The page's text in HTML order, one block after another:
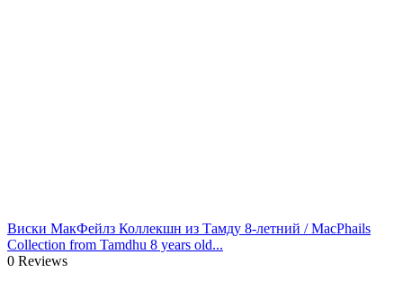
Виски МакФейлз Коллекшн из Тамду 8-летний / MacPhails
Collection from Tamdhu 8 years old...
0 Reviews